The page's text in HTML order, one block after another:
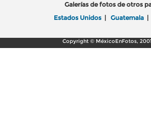
Galerías de fotos de otros
Estados Unidos
Guatemala
Copyright © MéxicoEnFotos,